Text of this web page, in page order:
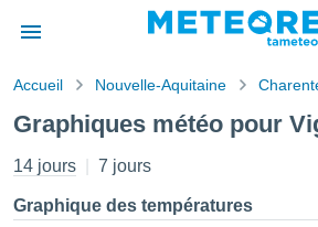
de
a
par
Accueil Nouvelle-Aquitaine
Graphiques météo pour
14 jours 7 jours
Graphique des températures